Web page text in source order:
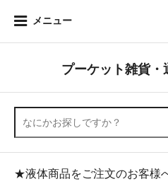
メニュー
プーケット雑貨・
★液体商品をご注文のお客様